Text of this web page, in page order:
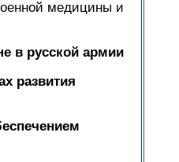
медицины и
в русской армии
развития